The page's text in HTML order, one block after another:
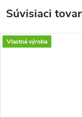
Súvisiaci tovar
Vlastná výroba